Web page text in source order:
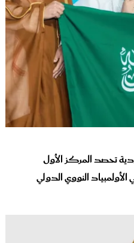
تحصد المركز الأول
النووي الدولي